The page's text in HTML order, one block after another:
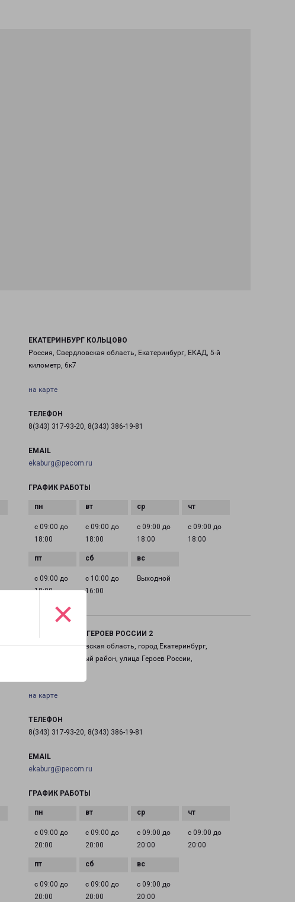
×
ЕКАТЕРИНБУРГ КОЛЬЦОВО
Россия, Свердловская область, Екатеринбург, ЕКАД, 5-й
километр, 6к7
на карте
ТЕЛЕФОН
8(343) 317-93-20, 8(343) 386-19-81
EMAIL
ekaburg@pecom.ru
ГРАФИК РАБОТЫ
с 09:00 до
18:00
с 09:00 до
18:00
с 09:00 до
18:00
с 09:00 до
18:00
с 09:00 до
18:00
с 10:00 до
16:00
Выходной
ЕКАТЕРИНБУРГ ГЕРОЕВ РОССИИ 2
Россия, Свердловская область, город Екатеринбург,
Железнодорожный район, улица Героев России,
на карте
ТЕЛЕФОН
8(343) 317-93-20, 8(343) 386-19-81
EMAIL
ekaburg@pecom.ru
ГРАФИК РАБОТЫ
с 09:00 до
20:00
с 09:00 до
20:00
с 09:00 до
20:00
с 09:00 до
20:00
с 09:00 до
20:00
с 09:00 до
20:00
с 09:00 до
20:00